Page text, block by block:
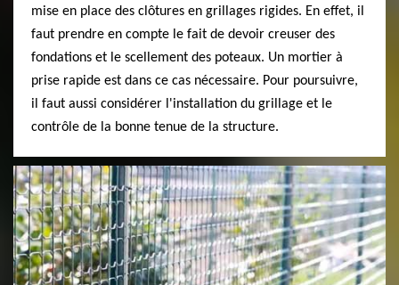
mise en place des clôtures en grillages rigides. En effet, il
faut prendre en compte le fait de devoir creuser des
fondations et le scellement des poteaux. Un mortier à
prise rapide est dans ce cas nécessaire. Pour poursuivre,
il faut aussi considérer l'installation du grillage et le
contrôle de la bonne tenue de la structure.